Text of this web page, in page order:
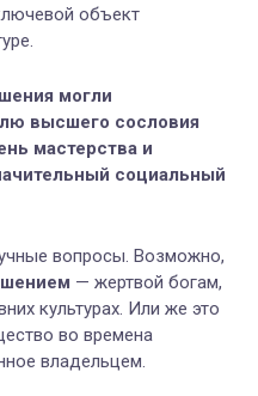
объект
могли
высшего сословия
мастерства и
социальный
вопросы. Возможно,
— жертвой богам,
культурах. Или же это
во времена
владельцем.